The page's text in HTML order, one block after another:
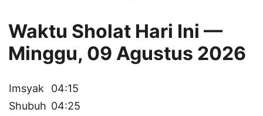
Waktu Sholat Hari Ini —
Minggu, 09 Agustus 2026
Imsyak
04:15
Shubuh 04:25